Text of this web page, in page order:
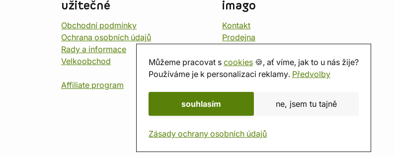
Můžeme pracovat s cookies 🍪, ať víme, jak to u nás žije?
Používáme je k personalizaci reklamy. Předvolby
souhlasím ne, jsem tu tajně
Zásady ochrany osobních údajů
užitečné
Obchodní podmínky
Ochrana osobních údajů
Rady a informace
Velkoobchod
Affiliate program
imago
Kontakt
Prodejna
O nás
Hodnocení obchodu